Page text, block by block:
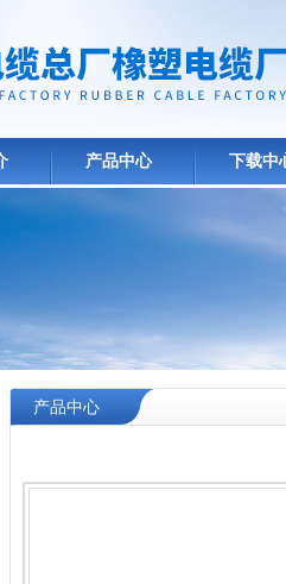
产品中心 下载中
产品中心